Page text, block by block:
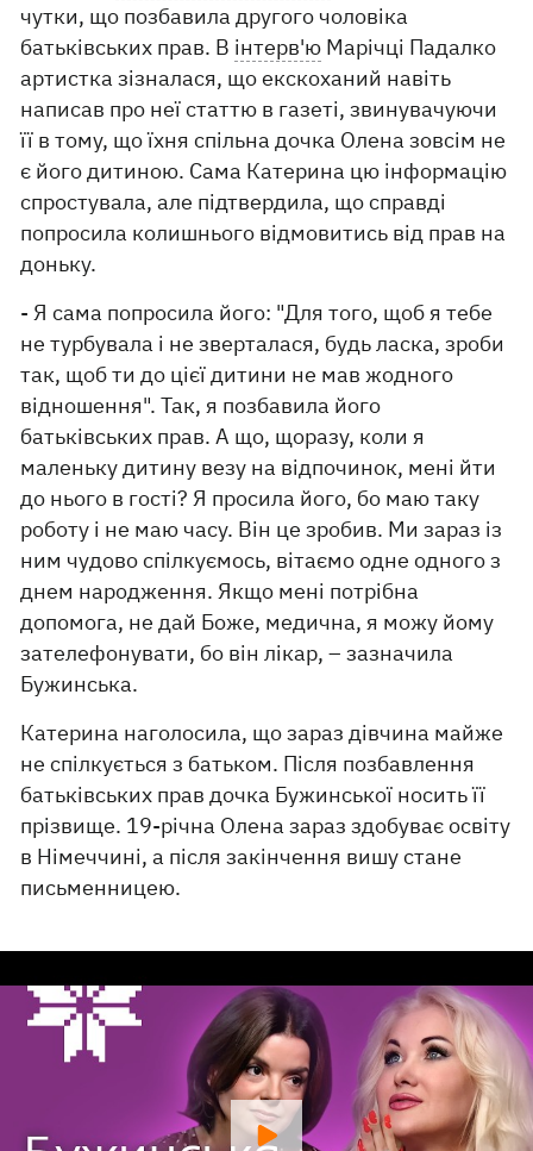
чутки, що позбавила другого чоловіка
батьківських прав. В інтерв'ю Марічці Падалко
артистка зізналася, що екскоханий навіть
написав про неї статтю в газеті, звинувачуючи
її в тому, що їхня спільна дочка Олена зовсім не
є його дитиною. Сама Катерина цю інформацію
спростувала, але підтвердила, що справді
попросила колишнього відмовитись від прав на
доньку.
- Я сама попросила його: "Для того, щоб я тебе
не турбувала і не зверталася, будь ласка, зроби
так, щоб ти до цієї дитини не мав жодного
відношення". Так, я позбавила його
батьківських прав. А що, щоразу, коли я
маленьку дитину везу на відпочинок, мені йти
до нього в гості? Я просила його, бо маю таку
роботу і не маю часу. Він це зробив. Ми зараз із
ним чудово спілкуємось, вітаємо одне одного з
днем ​​народження. Якщо мені потрібна
допомога, не дай Боже, медична, я можу йому
зателефонувати, бо він лікар, – зазначила
Бужинська.
Катерина наголосила, що зараз дівчина майже
не спілкується з батьком. Після позбавлення
батьківських прав дочка Бужинської носить її
прізвище. 19-річна Олена зараз здобуває освіту
в Німеччині, а після закінчення вишу стане
письменницею.